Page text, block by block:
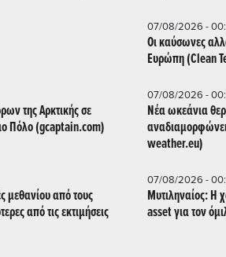
07/08/2026 -
Οι καύσωνες
Ευρώπη (Clean
της Αρκτικής σε
Πόλο (gcaptain.com)
07/08/2026 -
Νέα ωκεάνια
weather.eu)
μεθανίου από τους
από τις εκτιμήσεις
07/08/2026 -
Μυτιληναίος: Η
asset για τον